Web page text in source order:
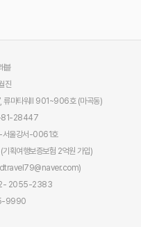
블
진
류마타워Ⅱ 901~906호 (마곡동)
81-28447
서울강서-0061호
획여행보증보험 2억원 가입)
2055-2383
9990